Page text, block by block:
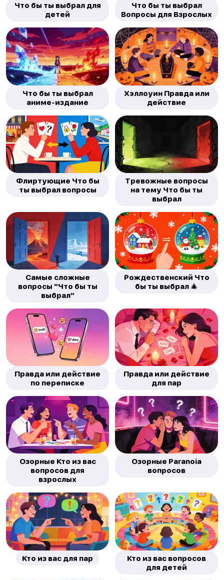
Что бы ты выбрал для
детей
Что бы ты выбрал
Вопросы для Взрослых
Что бы ты выбрал
аниме-издание
Хэллоуин Правда или
действие
Флиртующие Что бы
ты выбрал вопросы
Тревожные вопросы
на тему Что бы ты
выбрал
Самые сложные
вопросы "Что бы ты
выбрал"
Рождественский Что
бы ты выбрал 🎄
Правда или действие
по переписке
Правда или действие
для пар
Озорные Кто из вас
вопросов для
взрослых
Озорные Paranoia
вопросов
Кто из вас для пар
Кто из вас вопросов
для детей